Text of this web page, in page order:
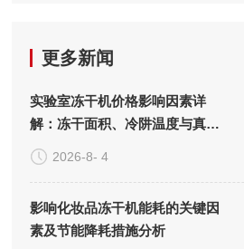
更多新闻
实验室冻干机价格影响因素详
解：冻干面积、冷阱温度与真空
系统的成本构成
2026-8- 4
影响化妆品冻干机能耗的关键因
素及节能降耗措施分析